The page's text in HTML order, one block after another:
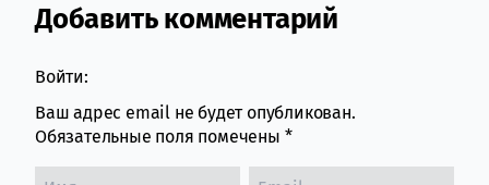
Comment section
Добавить комментарий
Войти:
Ваш адрес email не будет опубликован.
Обязательные поля помечены *